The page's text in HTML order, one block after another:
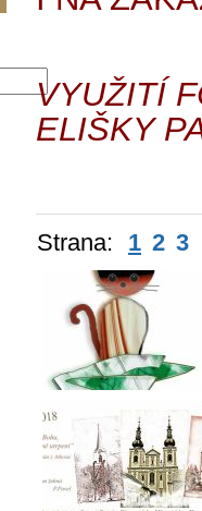
VYUŽITÍ
ELIŠKY
Strana: 1 2 3